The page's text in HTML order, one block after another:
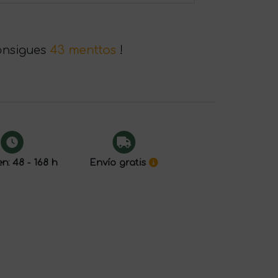
43 menttos !
48 - 168 h Envío gratis